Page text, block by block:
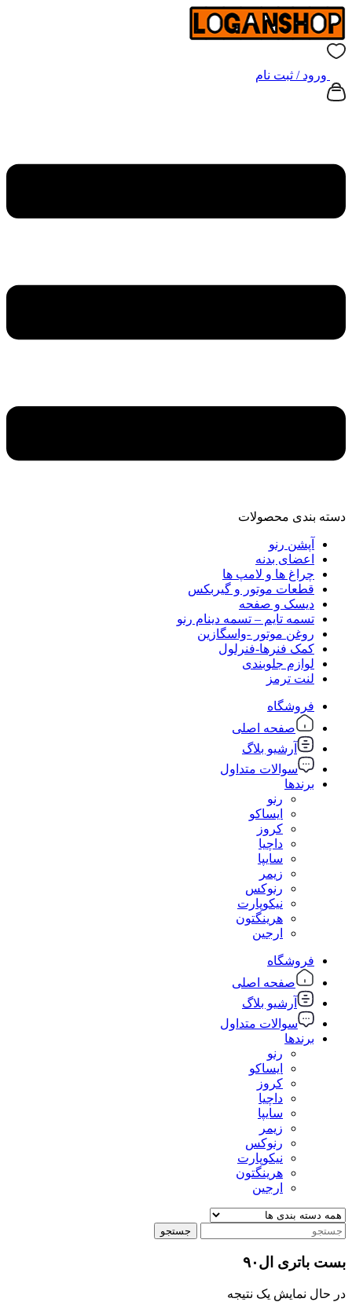
ورود / ثبت نام
دسته‌ بندی محصولات
آپشن رنو
اعضای بدنه
چراغ ها و لامپ ها
قطعات موتور و گیربکس
دیسک و صفحه
تسمه تایم – تسمه دینام رنو
روغن موتور -واسگازین
کمک فنرها-فنرلول
لوازم جلوبندی
لنت ترمز
فروشگاه
صفحه اصلی
آرشیو بلاگ
سوالات متداول
برندها
رنو
ایساکو
کروز
داچیا
سایپا
زیمر
رنوکس
نیکوپارت
هرینگتون
ارجین
فروشگاه
صفحه اصلی
آرشیو بلاگ
سوالات متداول
برندها
رنو
ایساکو
کروز
داچیا
سایپا
زیمر
رنوکس
نیکوپارت
هرینگتون
ارجین
جستجو
بست باتری ال۹۰
در حال نمایش یک نتیجه